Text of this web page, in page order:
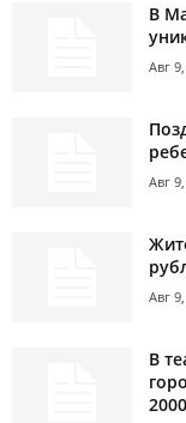
В
Авг
Авг
Авг
В